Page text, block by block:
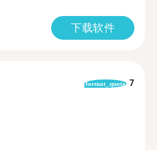
下载软件
format_quote 7